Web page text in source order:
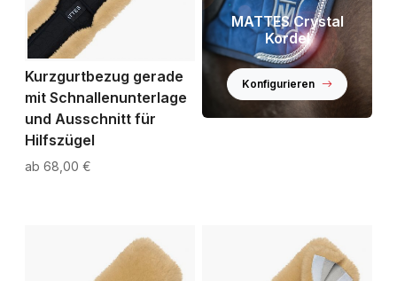
Kurzgurtbezug gerade
mit Schnallenunterlage
und Ausschnitt für
Hilfszügel
68,00 €
MATTES Crystal
Kordel
Konfigurieren